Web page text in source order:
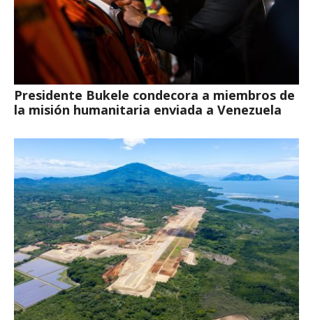
Presidente Bukele condecora a miembros de
la misión humanitaria enviada a Venezuela